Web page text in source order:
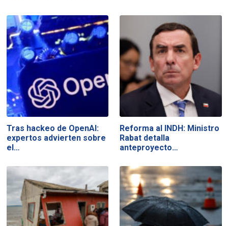
Tras hackeo de OpenAI:
expertos advierten sobre
el…
Reforma al INDH: Ministro
Rabat detalla
anteproyecto…